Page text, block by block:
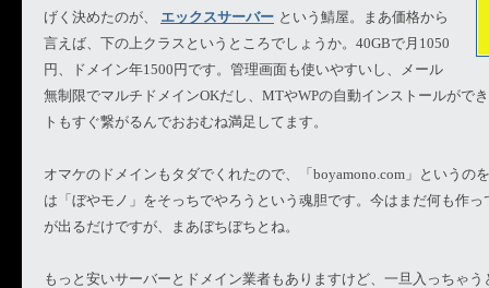
げく決めたのが、 エックスサーバー という鯖屋。まあ価格から
言えば、下の上クラスというところでしょうか。40GBで月1050
円、ドメイン年1500円です。管理画面も使いやすいし、メール
無制限でマルチドメインOKだし、MTやWPの自動インストールがで
トもすぐ繋がるんでおおむね満足してます。
オマケのドメインもタダでくれたので、「boyamono.com」というの
は「ぼやモノ」をそっちでやろうという魂胆です。今はまだ何も作
が出るだけですが、まあぼちぼちとね。
もっと安いサーバーとドメイン業者もありますけど、一旦入っちゃ